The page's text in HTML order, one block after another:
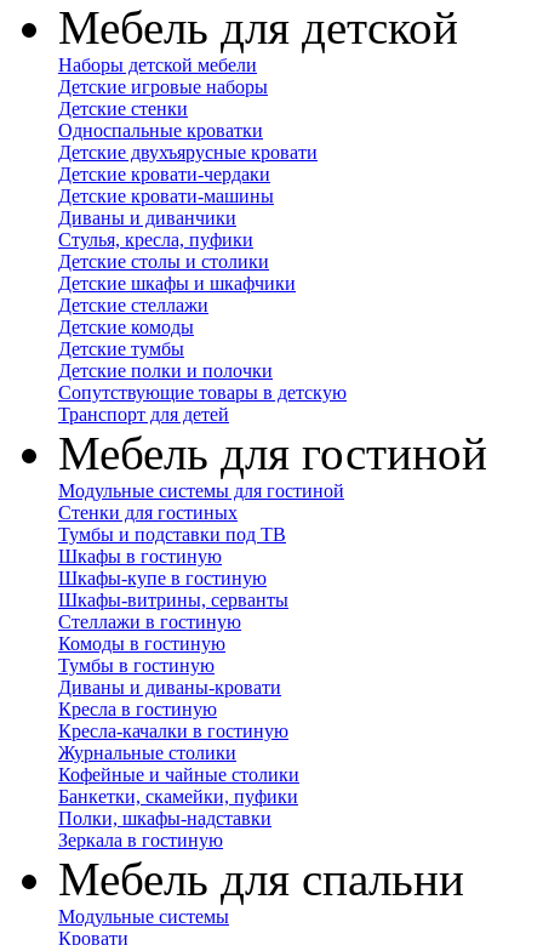
Мебель для детской
Наборы детской мебели
Детские игровые наборы
Детские стенки
Односпальные кроватки
Детские двухъярусные кровати
Детские кровати-чердаки
Детские кровати-машины
Диваны и диванчики
Стулья, кресла, пуфики
Детские столы и столики
Детские шкафы и шкафчики
Детские стеллажи
Детские комоды
Детские тумбы
Детские полки и полочки
Сопутствующие товары в детскую
Транспорт для детей
Мебель для гостиной
Модульные системы для гостиной
Стенки для гостиных
Тумбы и подставки под ТВ
Шкафы в гостиную
Шкафы-купе в гостиную
Шкафы-витрины, серванты
Стеллажи в гостиную
Комоды в гостиную
Тумбы в гостиную
Диваны и диваны-кровати
Кресла в гостиную
Кресла-качалки в гостиную
Журнальные столики
Кофейные и чайные столики
Банкетки, скамейки, пуфики
Полки, шкафы-надставки
Зеркала в гостиную
Мебель для спальни
Модульные системы
Кровати